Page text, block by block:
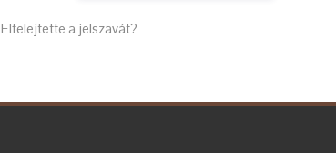
Elfelejtette a jelszavát?